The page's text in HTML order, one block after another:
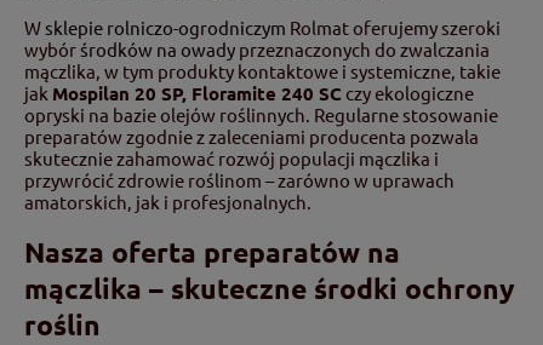
W sklepie rolniczo-ogrodniczym Rolmat oferujemy szeroki
wybór środków na owady przeznaczonych do zwalczania
mączlika, w tym produkty kontaktowe i systemiczne, takie
jak Mospilan 20 SP, Floramite 240 SC czy ekologiczne
opryski na bazie olejów roślinnych. Regularne stosowanie
preparatów zgodnie z zaleceniami producenta pozwala
skutecznie zahamować rozwój populacji mączlika i
przywrócić zdrowie roślinom – zarówno w uprawach
amatorskich, jak i profesjonalnych.
Nasza oferta preparatów na
mączlika – skuteczne środki ochrony
roślin